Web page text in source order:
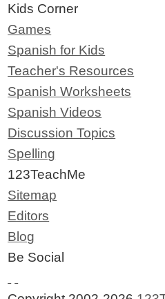
Kids Corner
Games
Spanish for Kids
Teacher's Resources
Spanish Worksheets
Spanish Videos
Discussion Topics
Spelling
123TeachMe
Sitemap
Editors
Blog
Be Social